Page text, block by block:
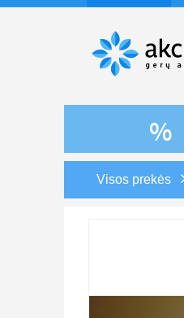
Visos prekės